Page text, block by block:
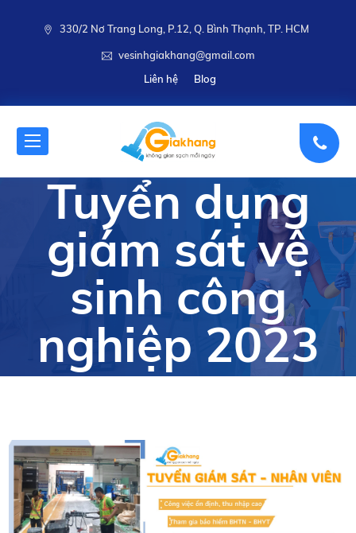
330/2 Nơ Trang Long, P.12, Q. Bình Thạnh, TP. HCM
vesinhgiakhang@gmail.com
Liên hệ
Blog
Tuyển dụng
giám sát vệ
sinh công
nghiệp 2023